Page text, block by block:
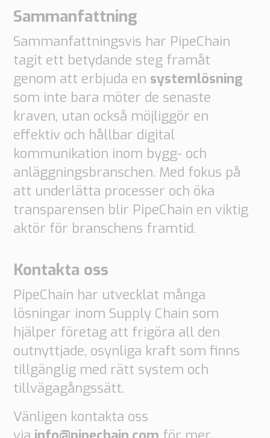
Sammanfattning
Sammanfattningsvis har PipeChain
tagit ett betydande steg framåt
genom att erbjuda en systemlösning
som inte bara möter de senaste
kraven, utan också möjliggör en
effektiv och hållbar digital
kommunikation inom bygg- och
anläggningsbranschen. Med fokus på
att underlätta processer och öka
transparensen blir PipeChain en viktig
aktör för branschens framtid.
Kontakta oss
PipeChain har utvecklat många
lösningar inom Supply Chain som
hjälper företag att frigöra all den
outnyttjade, osynliga kraft som finns
tillgänglig med rätt system och
tillvägagångssätt.
Vänligen kontakta oss